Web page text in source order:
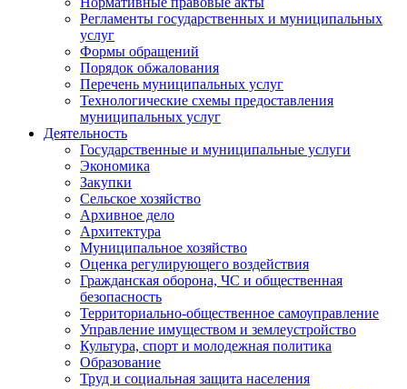
Регламенты государственных и муниципальных
услуг
Формы обращений
Порядок обжалования
Перечень муниципальных услуг
Технологические схемы предоставления
муниципальных услуг
Деятельность
Государственные и муниципальные услуги
Экономика
Закупки
Сельское хозяйство
Архивное дело
Архитектура
Муниципальное хозяйство
Оценка регулирующего воздействия
Гражданская оборона, ЧС и общественная
безопасность
Территориально-общественное самоуправление
Управление имуществом и землеустройство
Культура, спорт и молодежная политика
Образование
Труд и социальная защита населения